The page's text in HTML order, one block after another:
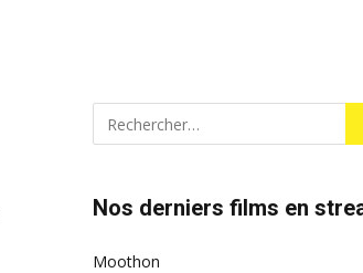
Nos derniers films en
Moothon